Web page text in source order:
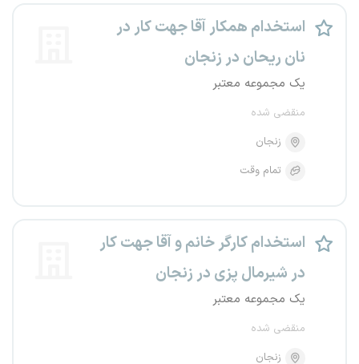
استخدام همکار آقا جهت کار در
نان ریحان در زنجان
یک مجموعه معتبر
منقضی شده
زنجان
تمام وقت
استخدام کارگر خانم و آقا جهت کار
در شیرمال پزی در زنجان
یک مجموعه معتبر
منقضی شده
زنجان